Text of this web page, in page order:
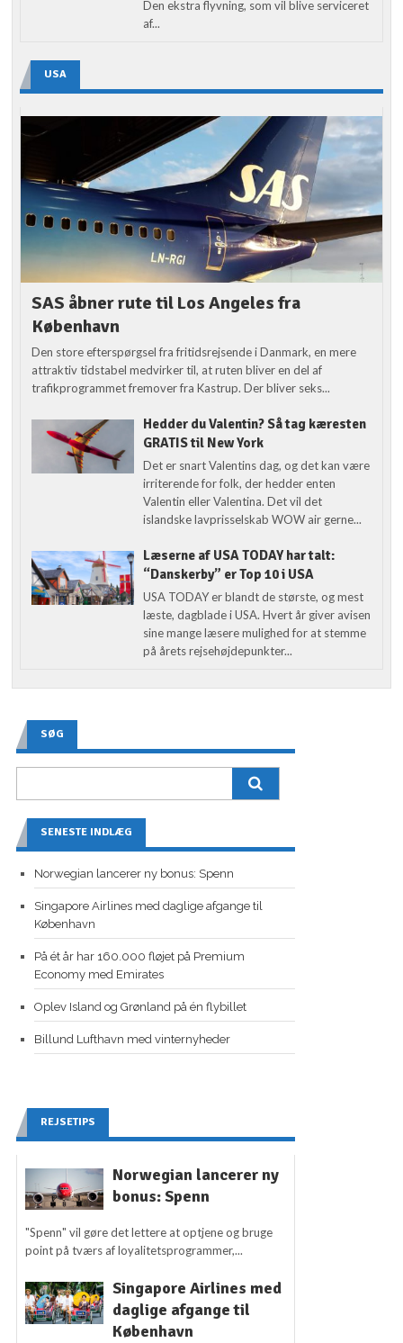
Den ekstra flyvning, som vil blive serviceret
af...
USA
SAS åbner rute til Los Angeles fra
København
Den store efterspørgsel fra fritidsrejsende i Danmark, en mere
attraktiv tidstabel medvirker til, at ruten bliver en del af
trafikprogrammet fremover fra Kastrup. Der bliver seks...
Hedder du Valentin? Så tag kæresten
GRATIS til New York
Det er snart Valentins dag, og det kan være
irriterende for folk, der hedder enten
Valentin eller Valentina. Det vil det
islandske lavprisselskab WOW air gerne...
Læserne af USA TODAY har talt:
“Danskerby” er Top 10 i USA
USA TODAY er blandt de største, og mest
læste, dagblade i USA. Hvert år giver avisen
sine mange læsere mulighed for at stemme
på årets rejsehøjdepunkter...
SØG
SENESTE INDLÆG
Norwegian lancerer ny bonus: Spenn
Singapore Airlines med daglige afgange til
København
På ét år har 160.000 fløjet på Premium
Economy med Emirates
Oplev Island og Grønland på én flybillet
Billund Lufthavn med vinternyheder
REJSETIPS
Norwegian lancerer ny
bonus: Spenn
"Spenn" vil gøre det lettere at optjene og bruge
point på tværs af loyalitetsprogrammer,...
Singapore Airlines med
daglige afgange til
København